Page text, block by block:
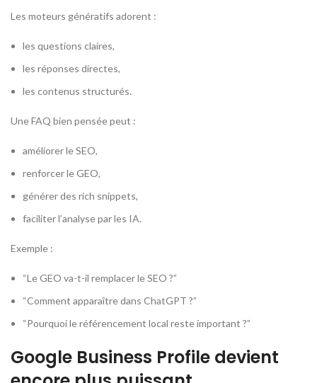
Les moteurs génératifs adorent :
les questions claires,
les réponses directes,
les contenus structurés.
Une FAQ bien pensée peut :
améliorer le SEO,
renforcer le GEO,
générer des rich snippets,
faciliter l’analyse par les IA.
Exemple :
“Le GEO va-t-il remplacer le SEO ?”
“Comment apparaître dans ChatGPT ?”
“Pourquoi le référencement local reste important ?”
Google Business Profile devient